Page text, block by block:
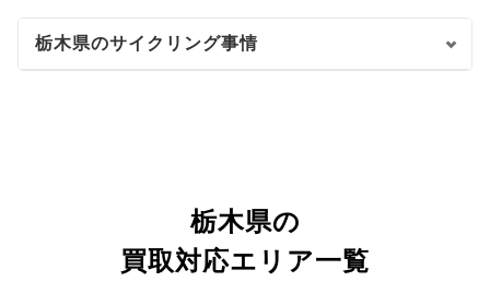
栃木県のサイクリング事情
栃木県の
買取対応エリア一覧